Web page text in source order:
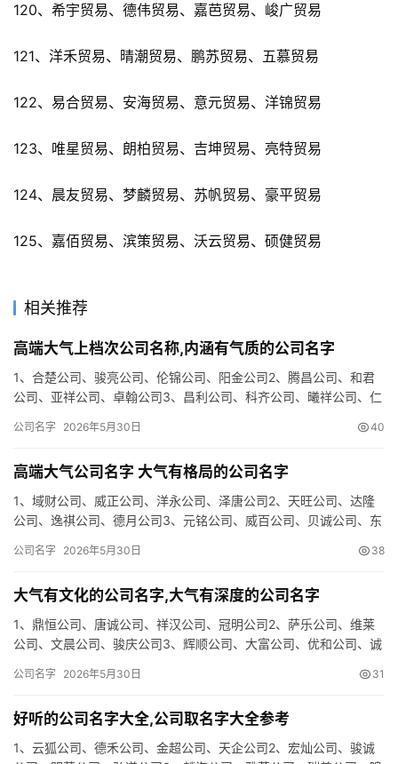
120、希宇贸易、德伟贸易、嘉芭贸易、峻广贸易
121、洋禾贸易、晴潮贸易、鹏苏贸易、五慕贸易
122、易合贸易、安海贸易、意元贸易、洋锦贸易
123、唯星贸易、朗柏贸易、吉坤贸易、亮特贸易
124、晨友贸易、梦麟贸易、苏帆贸易、豪平贸易
125、嘉佰贸易、滨策贸易、沃云贸易、硕健贸易
相关推荐
高端大气上档次公司名称,内涵有气质的公司名字
1、合楚公司、骏亮公司、伦锦公司、阳金公司2、腾昌公司、和君
公司、亚祥公司、卓翰公司3、昌利公司、科齐公司、曦祥公司、仁
司…
公司名字 2026年5月30日 40
高端大气公司名字 大气有格局的公司名字
1、域财公司、威正公司、洋永公司、泽唐公司2、天旺公司、达隆
公司、逸祺公司、德月公司3、元铭公司、威百公司、贝诚公司、东
司…
公司名字 2026年5月30日 38
大气有文化的公司名字,大气有深度的公司名字
1、鼎恒公司、唐诚公司、祥汉公司、冠明公司2、萨乐公司、维莱
公司、文晨公司、骏庆公司3、辉顺公司、大富公司、优和公司、诚
司…
公司名字 2026年5月30日 31
好听的公司名字大全,公司取名字大全参考
1、云狐公司、德禾公司、金超公司、天企公司2、宏灿公司、骏诚